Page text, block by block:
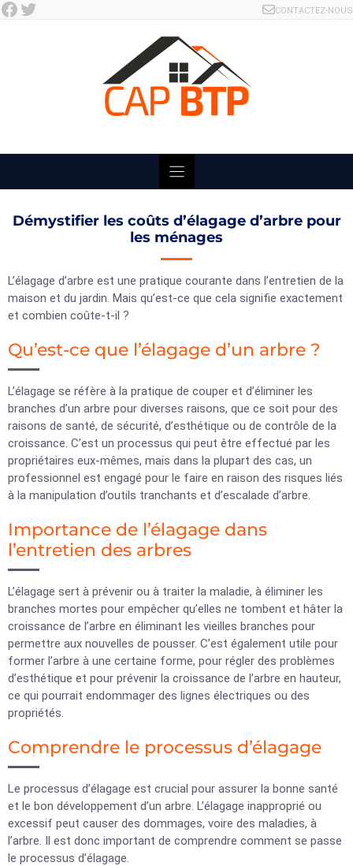
Skip
Facebook Twitter CONTACTEZ-NOUS
Démystifier les coûts d’élagage d’arbre pour
les ménages
L’élagage d’arbre est une pratique courante dans l’entretien de la
maison et du jardin. Mais qu’est-ce que cela signifie exactement
et combien coûte-t-il ?
Qu’est-ce que l’élagage d’un arbre ?
L’élagage se réfère à la pratique de couper et d’éliminer les
branches d’un arbre pour diverses raisons, que ce soit pour des
raisons de santé, de sécurité, d’esthétique ou de contrôle de la
croissance. C’est un processus qui peut être effectué par les
propriétaires eux-mêmes, mais dans la plupart des cas, un
professionnel est engagé pour le faire en raison des risques liés
à la manipulation d’outils tranchants et d’escalade d’arbre.
Importance de l’élagage dans
l’entretien des arbres
L’élagage sert à prévenir ou à traiter la maladie, à éliminer les
branches mortes pour empêcher qu’elles ne tombent et hâter la
croissance de l’arbre en éliminant les vieilles branches pour
permettre aux nouvelles de pousser. C’est également utile pour
former l’arbre à une certaine forme, pour régler des problèmes
d’esthétique et pour prévenir la croissance de l’arbre en hauteur,
ce qui pourrait endommager des lignes électriques ou des
propriétés.
Comprendre le processus d’élagage
Le processus d’élagage est crucial pour assurer la bonne santé
et le bon développement d’un arbre. L’élagage inapproprié ou
excessif peut causer des dommages, voire des maladies, à
l’arbre. Il est donc important de comprendre comment se passe
le processus d’élagage.